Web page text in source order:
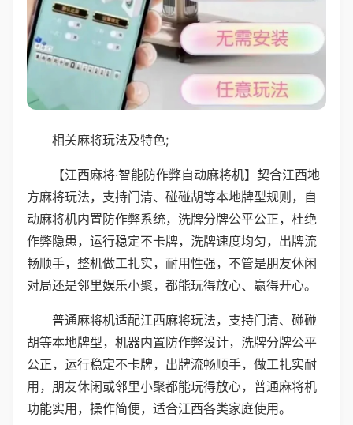
相关麻将玩法及特色;
【江西麻将·智能防作弊自动麻将机】契合江西地
方麻将玩法，支持门清、碰碰胡等本地牌型规则，自
动麻将机内置防作弊系统，洗牌分牌公平公正，杜绝
作弊隐患，运行稳定不卡牌，洗牌速度均匀，出牌流
畅顺手，整机做工扎实，耐用性强，不管是朋友休闲
对局还是邻里娱乐小聚，都能玩得放心、赢得开心。
普通麻将机适配江西麻将玩法，支持门清、碰碰
胡等本地牌型，机器内置防作弊设计，洗牌分牌公平
公正，运行稳定不卡牌，出牌流畅顺手，做工扎实耐
用，朋友休闲或邻里小聚都能玩得放心，普通麻将机
功能实用，操作简便，适合江西各类家庭使用。